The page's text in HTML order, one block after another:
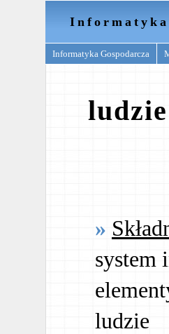
Informatyka
Informatyka Gospodarcza
ludzie
system
ludzie